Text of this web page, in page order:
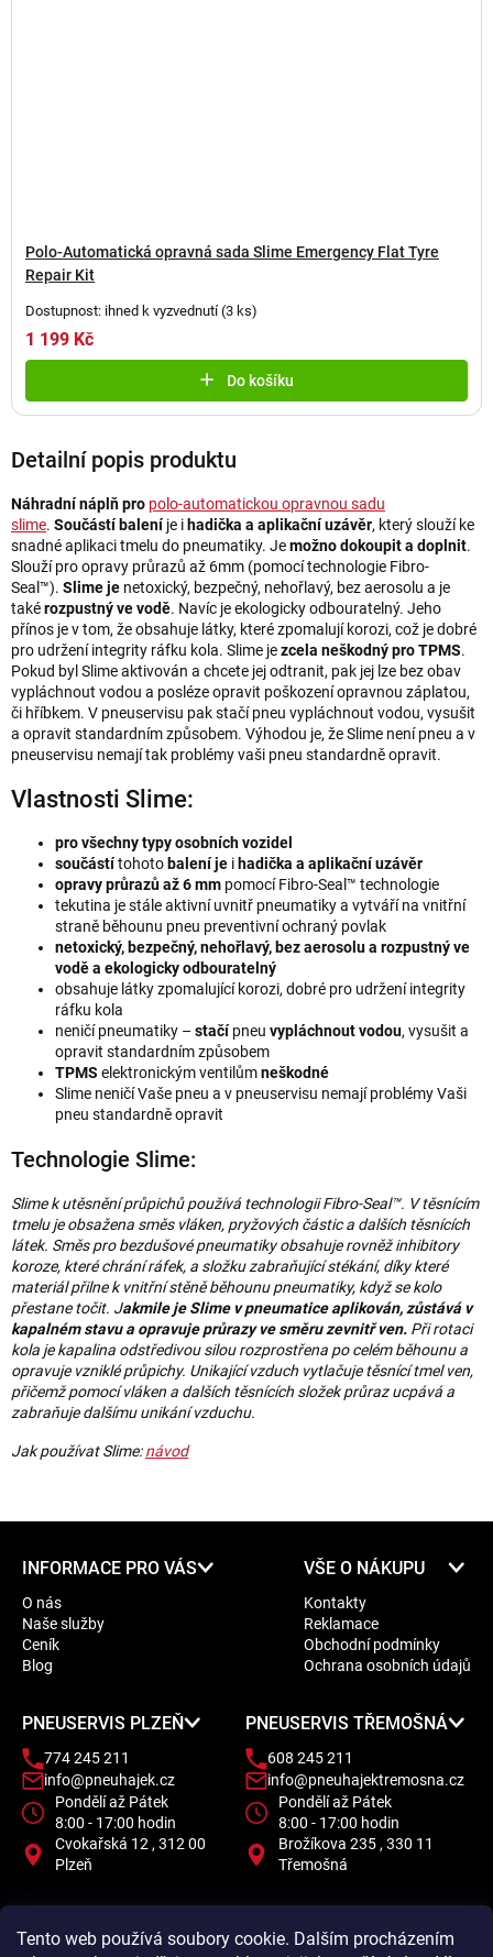
Tento web používá soubory cookie. Dalším procházením
Polo-Automatická opravná sada Slime Emergency Flat Tyre
Repair Kit
Dostupnost: ihned k vyzvednutí(3 ks)
1 199 Kč
Do košíku
Detailní popis produktu
Náhradní náplňpro polo-automatickou opravnou sadu
slime. Součástí balení je i hadička a aplikační uzávěr, který slouží ke
snadné aplikaci tmelu do pneumatiky. Jemožno dokoupit a doplnit.
Slouží pro opravy průrazů až 6mm (pomocí technologie Fibro-
Seal™). Slime je netoxický, bezpečný, nehořlavý, bez aerosolu a je
takérozpustný ve vodě. Navíc je ekologicky odbouratelný. Jeho
přínos je v tom, že obsahuje látky, které zpomalují korozi, což je dobré
pro udržení integrity ráfku kola. Slime jezcela neškodný pro TPMS.
Pokud byl Slime aktivován a chcete jej odtranit, pak jej lze bez obav
vypláchnout vodou a posléze opravit poškození opravnou záplatou,
či hříbkem. V pneuservisu pak stačí pneu vypláchnout vodou, vysušit
a opravit standardním způsobem. Výhodou je, že Slime není pneu a v
pneuservisu nemají tak problémy vaši pneu standardně opravit.
Vlastnosti Slime:
pro všechny typy osobních vozidel
součástítohoto balení je i hadička a aplikační uzávěr
opravy průrazů až 6 mm pomocí Fibro-Seal™ technologie
tekutina je stále aktivní uvnitř pneumatiky a vytváří na vnitřní
straně běhounu pneu preventivní ochraný povlak
netoxický, bezpečný, nehořlavý, bez aerosolu a rozpustný ve
vodě a ekologicky odbouratelný
obsahuje látky zpomalující korozi, dobré pro udržení integrity
ráfku kola
neničí pneumatiky – stačí pneu vypláchnout vodou, vysušit a
opravit standardním způsobem
TPMS elektronickým ventilůmneškodné
Slime neničí Vaše pneu a v pneuservisu nemají problémy Vaši
pneu standardně opravit
Technologie Slime:
Slime k utěsnění průpichů používá technologii Fibro-Seal™. V těsnícím
tmelu je obsažena směs vláken, pryžových částic a dalších těsnících
látek. Směs pro bezdušové pneumatiky obsahuje rovněž inhibitory
koroze, které chrání ráfek, a složku zabraňující stékání, díky které
materiál přilne k vnitřní stěně běhounu pneumatiky, když se kolo
přestane točit. Jakmile je Slime v pneumatice aplikován, zůstává v
kapalném stavu a opravuje průrazy ve směru zevnitř ven. Při rotaci
kola je kapalina odstředivou silou rozprostřena po celém běhounu a
opravuje vzniklé průpichy. Unikající vzduch vytlačuje těsnící tmel ven,
přičemž pomocí vláken a dalších těsnících složek průraz ucpává a
zabraňuje dalšímu unikání vzduchu.
Jak používat Slime:návod
INFORMACE PRO VÁS
O nás
Naše služby
Ceník
Blog
VŠE O NÁKUPU
Kontakty
Reklamace
Obchodní podmínky
Ochrana osobních údajů
PNEUSERVIS PLZEŇ
774 245 211
info@pneuhajek.cz
Pondělí až Pátek
8:00 - 17:00 hodin
Cvokařská 12 , 312 00
Plzeň
PNEUSERVIS TŘEMOŠNÁ
608 245 211
info@pneuhajektremosna.cz
Pondělí až Pátek
8:00 - 17:00 hodin
Brožíkova 235 , 330 11
Třemošná